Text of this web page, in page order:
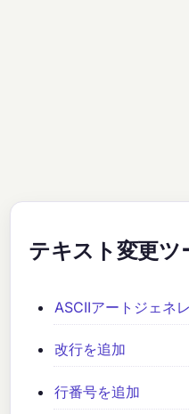
テキスト変更ツ
ASCIIアートジェネ
改行を追加
行番号を追加